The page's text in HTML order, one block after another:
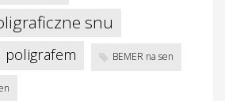
snu
poligrafem BEMER na sen